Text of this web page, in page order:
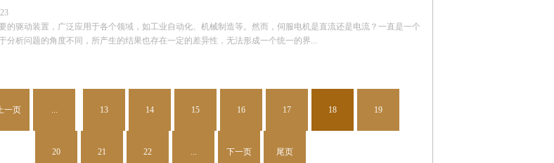
23
的驱动装置，广泛应用于各个领域，如工业自动化、机械制造等。然而，伺服电机是直流还是电流？一直是一个
分析问题的角度不同，所产生的结果也存在一定的差异性，无法形成一个统一的界...
一页 ... 13 14 15 16 17 18 19
20 21 22 ... 下一页 尾页